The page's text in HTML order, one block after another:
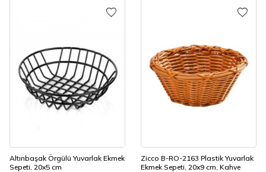
Altınbaşak Örgülü Yuvarlak Ekmek
Sepeti, 20x5 cm
Zicco B-RO-2163 Plastik Yuvarlak
Ekmek Sepeti, 20x9 cm, Kahve